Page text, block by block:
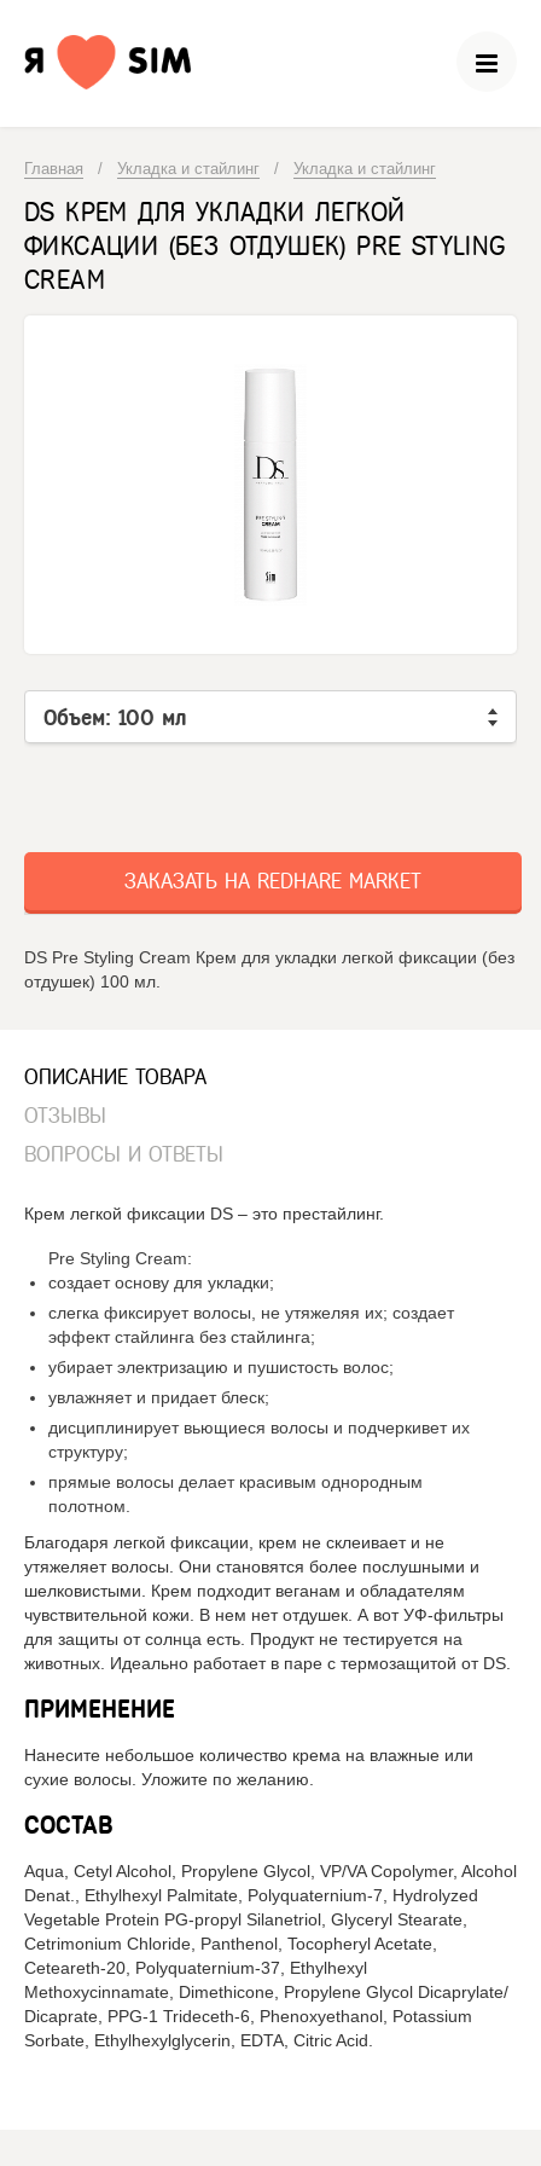
Главная / Укладка и стайлинг / Укладка и стайлинг
DS КРЕМ ДЛЯ УКЛАДКИ ЛЕГКОЙ
ФИКСАЦИИ (БЕЗ ОТДУШЕК) PRE STYLING
CREAM
Объем: 100 мл
ЗАКАЗАТЬ НА REDHARE MARKET
DS Pre Styling Cream Крем для укладки легкой фиксации (без
отдушек) 100 мл.
ОПИСАНИЕ ТОВАРА
ОТЗЫВЫ
ВОПРОСЫ И ОТВЕТЫ
Крем легкой фиксации DS – это престайлинг.
Pre Styling Cream:
создает основу для укладки;
слегка фиксирует волосы, не утяжеляя их; создает
эффект стайлинга без стайлинга;
убирает электризацию и пушистость волос;
увлажняет и придает блеск;
дисциплинирует вьющиеся волосы и подчеркивет их
структуру;
прямые волосы делает красивым однородным
полотном.
Благодаря легкой фиксации, крем не склеивает и не
утяжеляет волосы. Они становятся более послушными и
шелковистыми. Крем подходит веганам и обладателям
чувствительной кожи. В нем нет отдушек. А вот УФ-фильтры
для защиты от солнца есть. Продукт не тестируется на
животных. Идеально работает в паре с термозащитой от DS.
ПРИМЕНЕНИЕ
Нанесите небольшое количество крема на влажные или
сухие волосы. Уложите по желанию.
СОСТАВ
Aqua, Cetyl Alcohol, Propylene Glycol, VP/VA Copolymer, Alcohol
Denat., Ethylhexyl Palmitate, Polyquaternium-7, Hydrolyzed
Vegetable Protein PG-propyl Silanetriol, Glyceryl Stearate,
Cetrimonium Chloride, Panthenol, Tocopheryl Acetate,
Ceteareth-20, Polyquaternium-37, Ethylhexyl
Methoxycinnamate, Dimethicone, Propylene Glycol Dicaprylate/
Dicaprate, PPG-1 Trideceth-6, Phenoxyethanol, Potassium
Sorbate, Ethylhexylglycerin, EDTA, Citric Acid.